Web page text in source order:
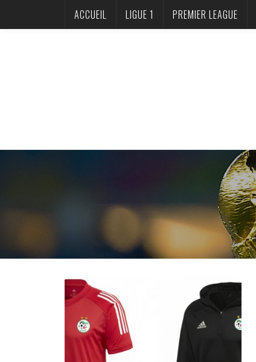
ACCUEIL LIGUE 1 PREMIER LEAGUE